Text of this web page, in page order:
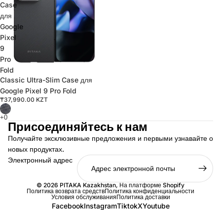
Case
для
Google
Pixel
9
Pro
Fold
Classic Ultra-Slim Case для
Google Pixel 9 Pro Fold
₸37,990.00 KZT
Присоединяйтесь к нам
Получайте эксклюзивные предложения и первыми узнавайте о
новых продуктах.
Электронный адрес
© 2026 PITAKA Kazakhstan, На платформе Shopify
Политика возврата средствПолитика конфиденциальности
Условия обслуживанияПолитика доставки
FacebookInstagramTiktokXYoutube